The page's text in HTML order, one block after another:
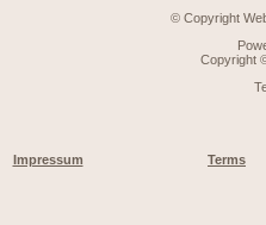
© Copyright
Copyright
Impressum Terms